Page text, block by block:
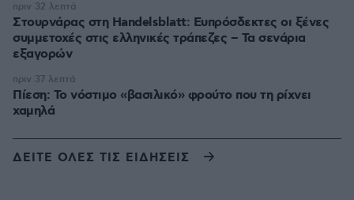
Στουρνάρας στη Handelsblatt: Ευπρόσδεκτες οι ξένες
συμμετοχές στις ελληνικές τράπεζες – Τα σενάρια
εξαγορών
πριν 32 λεπτά
Πίεση: Το νόστιμο «βασιλικό» φρούτο που τη ρίχνει
χαμηλά
πριν 37 λεπτά
ΔΕΙΤΕ ΟΛΕΣ ΤΙΣ ΕΙΔΗΣΕΙΣ